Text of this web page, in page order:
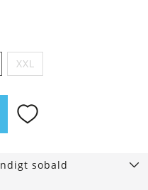
XXL
sobald